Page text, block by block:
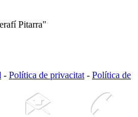
Pitarra"
- Política de privacitat - Política de